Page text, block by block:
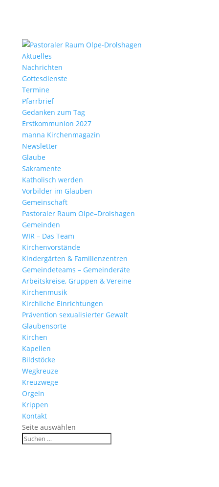
Aktu­elles
Nach­richten
Gottes­dienste
Termine
Pfarr­brief
Gedanken zum Tag
Erst­kom­mu­nion 2027
manna Kirchen­ma­gazin
News­letter
Glaube
Sakra­mente
Katho­lisch werden
Vorbilder im Glauben
Gemein­schaft
Pasto­raler Raum Olpe–Drolshagen
Gemeinden
WIR – Das Team
Kirchen­vor­stände
Kinder­gärten & Familienzentren
Gemein­de­teams – Gemeinderäte
Arbeits­kreise, Gruppen & Vereine
Kirchen­musik
Kirch­liche Einrichtungen
Präven­tion sexua­li­sierter Gewalt
Glau­ben­s­orte
Kirchen
Kapellen
Bild­stöcke
Wegkreuze
Kreuz­wege
Orgeln
Krippen
Kontakt
Seite auswählen